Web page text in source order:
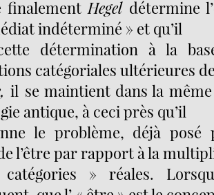
finalementHegel détermine
indéterminé » et qu’il
détermination à la
catégoriales ultérieures
il se maintient dans la
antique, à ceci près qu’il
le problème, déjà
l’être par rapport à la
» réales.